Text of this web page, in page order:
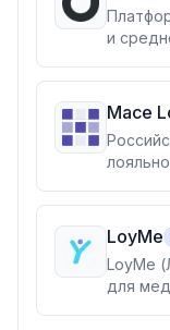
и
App.
сферы
Mace
POS и
LoyMe
LoyMe
для